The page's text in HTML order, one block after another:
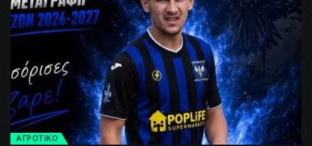
ΑΓΡΟΤΙΚΟ